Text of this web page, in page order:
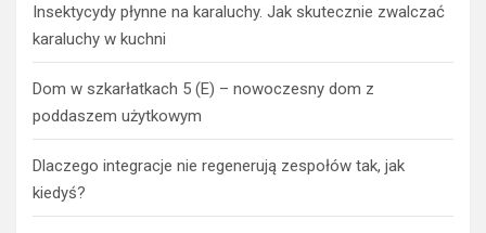
Insektycydy płynne na karaluchy. Jak skutecznie zwalczać
karaluchy w kuchni
Dom w szkarłatkach 5 (E) – nowoczesny dom z
poddaszem użytkowym
Dlaczego integracje nie regenerują zespołów tak, jak
kiedyś?